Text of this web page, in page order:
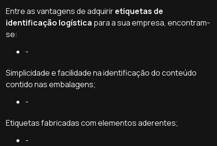
Entre as vantagens de adquiriretiquetas de
identificação logística para a sua empresa, encontram-
se:
-
Simplicidade e facilidade na identificação do conteúdo
contido nas embalagens;
-
Etiquetas fabricadas com elementos aderentes;
-